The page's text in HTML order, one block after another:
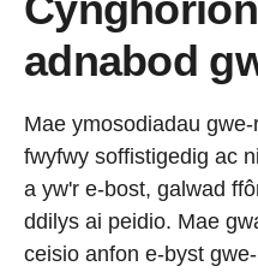
adnabod
Mae ymosodiadau
fwyfwy soffistigedig ac
a yw'r e-bost, galwad
ddilys ai peidio. Mae
ceisio anfon e-byst